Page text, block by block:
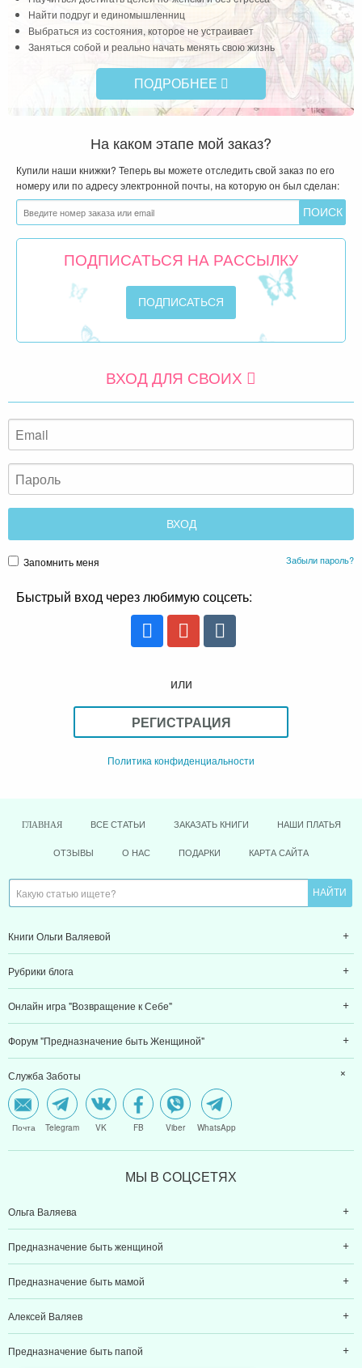
Найти подруг и единомышленниц
Выбраться из состояния, которое не устраивает
Заняться собой и реально начать менять свою жизнь
ПОДРОБНЕЕ
На каком этапе мой заказ?
Купили наши книжки? Теперь вы можете отследить свой заказ по его
номеру или по адресу электронной почты, на которую он был сделан:
ПОДПИСАТЬСЯ НА РАССЫЛКУ
ВХОД ДЛЯ СВОИХ
Запомнить меня Забыли пароль?
Быстрый вход через любимую соцсеть:
или
РЕГИСТРАЦИЯ
Политика конфиденциальности
ГЛАВНАЯ ВСЕ СТАТЬИ ЗАКАЗАТЬ КНИГИ НАШИ ПЛАТЬЯ
ОТЗЫВЫ О НАС ПОДАРКИ КАРТА САЙТА
Книги Ольги Валяевой
Рубрики блога
Онлайн игра "Возвращение к Себе"
Форум "Предназначение быть Женщиной"
Служба Заботы
Почта Telegram VK FB Viber WhatsApp
МЫ В CОЦCЕТЯХ
Ольга Валяева
Предназначение быть женщиной
Предназначение быть мамой
Алексей Валяев
Предназначение быть папой